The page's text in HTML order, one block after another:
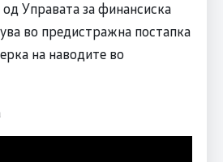
Управата за финансиска
во предистражна постапка
на наводите во